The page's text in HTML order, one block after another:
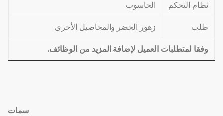
نظام التحكم الحاسوب
طلب زهور الخضر والمحاصيل الأخرى
وفقا لمتطلبات العميل لإضافة المزيد من الوظائف.
سمات